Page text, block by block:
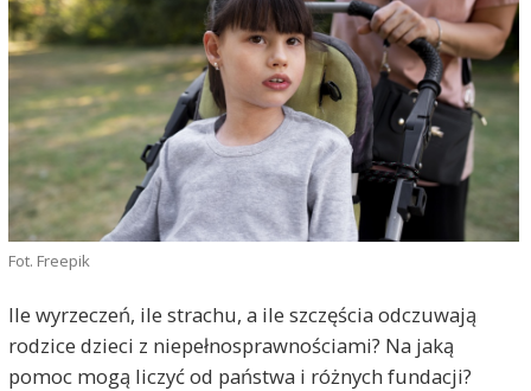
Fot. Freepik
Ile wyrzeczeń, ile strachu, a ile szczęścia odczuwają
rodzice dzieci z niepełnosprawnościami? Na jaką
pomoc mogą liczyć od państwa i różnych fundacji?